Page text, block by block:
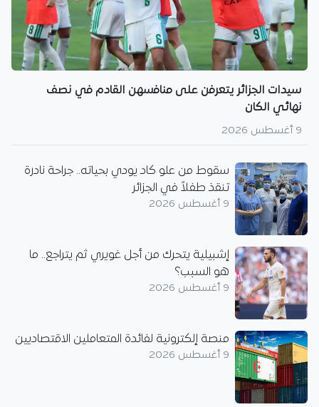
سيدات الجزائر يتعرفن على منافسهن القادم في نصف
نهائي الكان
9 أغسطس 2026
سقوط من علو كاد يودي بحياته.. جراحة نادرة
تنقذ طفلاً في الجزائر
9 أغسطس 2026
إشبيلية يتحرك من أجل غويري ثم يتراجع.. ما
هو السبب؟
9 أغسطس 2026
منصة إلكترونية لفائدة المتعاملين الاقتصاديين
9 أغسطس 2026